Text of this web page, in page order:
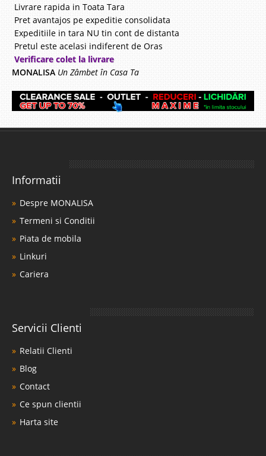
Livrare rapida in Toata Tara
Pret avantajos pe expeditie consolidata
Expeditiile in tara NU tin cont de distanta
Pretul este acelasi indiferent de Oras
Verificare colet la livrare
MONALISA Un Zâmbet în Casa Ta
Informatii
Despre MONALISA
Termeni si Conditii
Piata de mobila
Linkuri
Cariera
Servicii Clienti
Relatii Clienti
Blog
Contact
Ce spun clientii
Harta site